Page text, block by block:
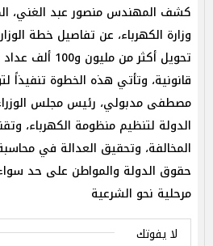
كشف المهندس منصور عبد الغني،
وزارة الكهرباء، عن تفاصيل خطة
تحويل أكثر من
قانونية، وتأتي هذه الخطوة تنفيذاً
مصطفى مدبولي، رئيس مجلس
الدولة لتنظيم منظومة الكهرباء،
المخالفة، وتحقيق العدالة في
حقوق الدولة والمواطن على حد
مرحلية نحو الشرعية
لا يفوتك